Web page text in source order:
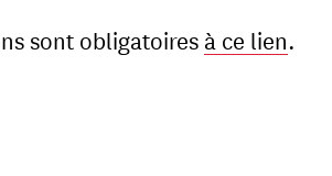
sont obligatoires à ce lien.